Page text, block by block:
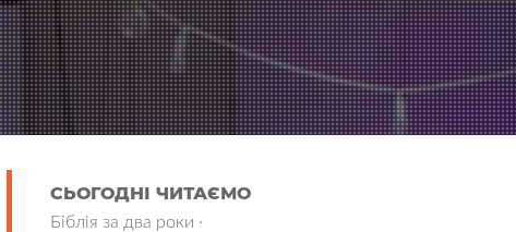
СЬОГОДНІ ЧИТАЄМО
Біблія за два роки ·